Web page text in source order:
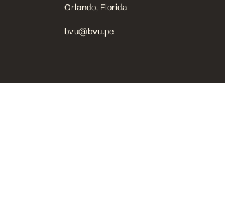
Orlando, Florida
bvu@bvu.pe